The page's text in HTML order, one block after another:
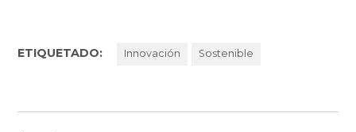
ETIQUETADO: Innovación Sostenible